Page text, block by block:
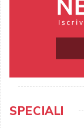
SPECIALI